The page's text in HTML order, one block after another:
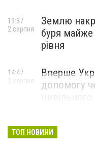
Землю
буря майже
рівня
19:37
2 серпня
Вперше
допомогу
14:47
2 серпня
ТОП НОВИНИ